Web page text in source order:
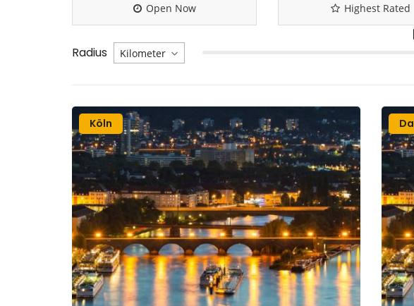
Open Now Highest Rated
Radius
Köln